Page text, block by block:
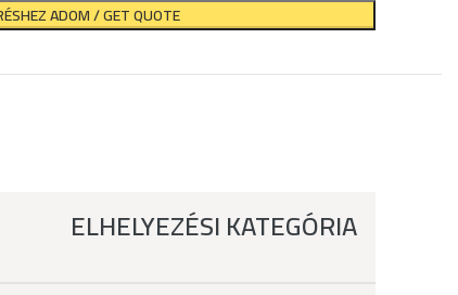
ADOM / GET QUOTE
ELHELYEZÉSI KATEGÓRIA